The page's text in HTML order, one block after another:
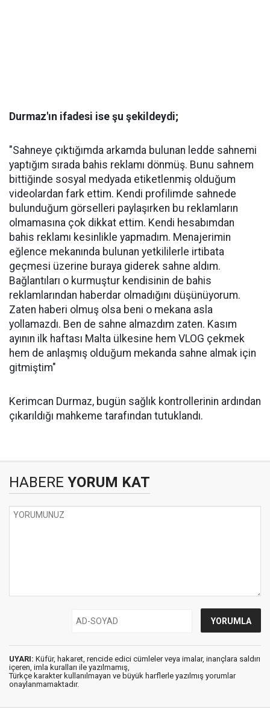
Durmaz'ın ifadesi ise şu şekildeydi;
"Sahneye çıktığımda arkamda bulunan ledde sahnemi
yaptığım sırada bahis reklamı dönmüş. Bunu sahnem
bittiğinde sosyal medyada etiketlenmiş olduğum
videolardan fark ettim. Kendi profilimde sahnede
bulunduğum görselleri paylaşırken bu reklamların
olmamasına çok dikkat ettim. Kendi hesabımdan
bahis reklamı kesinlikle yapmadım. Menajerimin
eğlence mekanında bulunan yetkililerle irtibata
geçmesi üzerine buraya giderek sahne aldım.
Bağlantıları o kurmuştur kendisinin de bahis
reklamlarından haberdar olmadığını düşünüyorum.
Zaten haberi olmuş olsa beni o mekana asla
yollamazdı. Ben de sahne almazdım zaten. Kasım
ayının ilk haftası Malta ülkesine hem VLOG çekmek
hem de anlaşmış olduğum mekanda sahne almak için
gitmiştim"
Kerimcan Durmaz, bugün sağlık kontrollerinin ardından
çıkarıldığı mahkeme tarafından tutuklandı.
HABERE YORUM KAT
UYARI: Küfür, hakaret, rencide edici cümleler veya imalar, inançlara saldırı
içeren, imla kuralları ile yazılmamış,
Türkçe karakter kullanılmayan ve büyük harflerle yazılmış yorumlar
onaylanmamaktadır.